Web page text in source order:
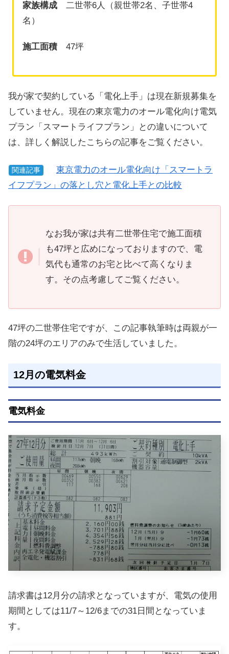
家族構成 二世帯6人（親世帯2名、子世帯4
名）
施工面積47坪
我が家で契約している「電化上手」は現在新規募集を
していません。現在の東京電力のオール電化向け電気
プラン「スマートライフプラン」との違いについて
は、詳しく解説したこちらの記事をご覧ください。
関連記事
東京電力のオール電化向け「スマートラ
イフプラン」の落とし穴と電化上手との比較
なお我が家は共有二世帯住宅で施工面積
も47坪と広めになっておりますので、電
気代も通常のお宅と比べて高くなりま
す。その点考慮してご覧ください。
47坪の二世帯住宅ですが、この記事執筆時は両親が一
階の24坪のエリアのみで生活していました。
12月の電気料金
電気料金
請求書は12月分の請求となっていますが、電気の使用
期間としては11/7～12/6までの31日間となっていま
す。